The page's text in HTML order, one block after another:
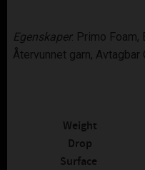
Egenskaper: Primo Foam,
Återvunnet garn, Avtagbar
Weight
Drop
Surface